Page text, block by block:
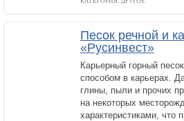
Песок речной и
«Русинвест»
Карьерный горный
способом в карьерах.
глины, пыли и прочих
на некоторых
характеристиками, что